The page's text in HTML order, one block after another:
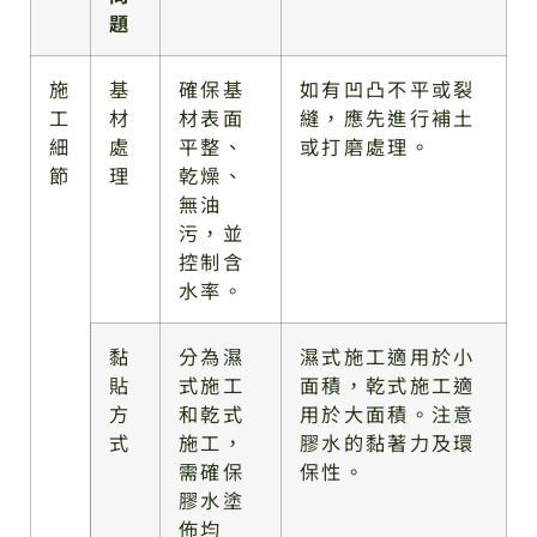
題
施
工
細
節
基
材
處
理
確保基
材表面
平整、
乾燥、
無油
污，並
控制含
水率。
如有凹凸不平或裂
縫，應先進行補土
或打磨處理。
黏
貼
方
式
分為濕
式施工
和乾式
施工，
需確保
膠水塗
佈均
濕式施工適用於小
面積，乾式施工適
用於大面積。注意
膠水的黏著力及環
保性。